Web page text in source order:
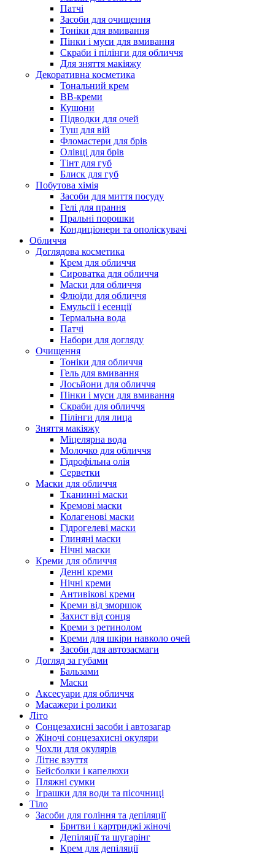
Патчі
Засоби для очищення
Тоніки для вмивання
Пінки і муси для вмивання
Скраби і пілінги для обличчя
Для зняття макіяжу
Декоративна косметика
Тональний крем
BB-креми
Кушони
Підводки для очей
Туш для вій
Фломастери для брів
Олівці для брів
Тінт для губ
Блиск для губ
Побутова хімія
Засоби для миття посуду
Гелі для прання
Пральні порошки
Кондиціонери та ополіскувачі
Обличчя
Доглядова косметика
Крем для обличчя
Сироватка для обличчя
Маски для обличчя
Флюїди для обличчя
Емульсії і есенції
Термальна вода
Патчі
Набори для догляду
Очищення
Тоніки для обличчя
Гель для вмивання
Лосьйони для обличчя
Пінки і муси для вмивання
Скраби для обличчя
Пілінги для лица
Зняття макіяжу
Міцелярна вода
Молочко для обличчя
Гідрофільна олія
Серветки
Маски для обличчя
Тканинні маски
Кремові маски
Колагенові маски
Гідрогелеві маски
Глиняні маски
Нічні маски
Креми для обличчя
Денні креми
Нічні креми
Антивікові креми
Креми від зморшок
Захист від сонця
Креми з ретинолом
Креми для шкіри навколо очей
Засоби для автозасмаги
Догляд за губами
Бальзами
Маски
Аксесуари для обличчя
Масажери і ролики
Літо
Сонцезахисні засоби і автозагар
Жіночі сонцезахисні окуляри
Чохли для окулярів
Літнє взуття
Бейсболки і капелюхи
Пляжні сумки
Іграшки для води та пісочниці
Тіло
Засоби для гоління та депіляції
Бритви і картриджі жіночі
Депіляції та шугарінг
Крем для депіляції